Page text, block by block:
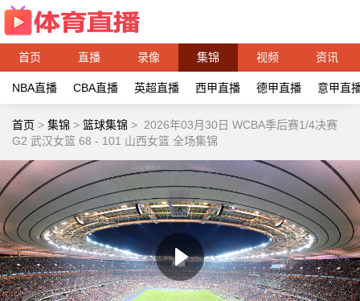
首页 直播 录像 集锦 视频 资讯
NBA直播 CBA直播 英超直播 西甲直播 德甲直播 意甲直
首页 > 集锦 > 篮球集锦 > 2026年03月30日 WCBA季后赛1/4决赛
G2 武汉女篮 68 - 101 山西女篮 全场集锦